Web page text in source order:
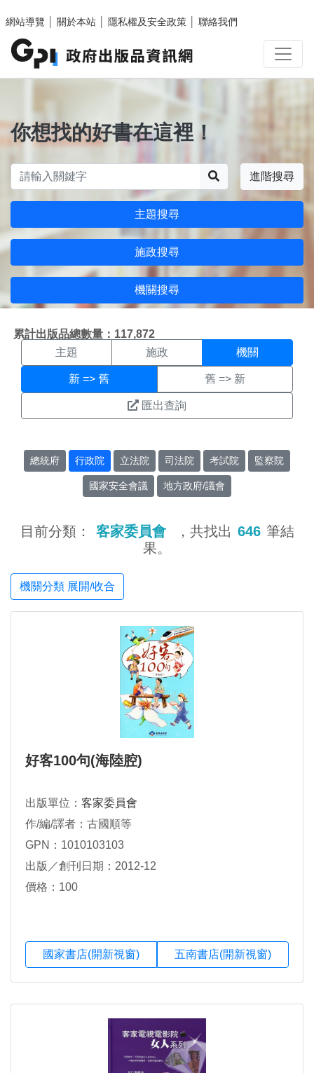
網站導覽
關於本站 隱私權及安全政策 聯絡我們
你想找的好書在這裡！
進階搜尋
主題搜尋
施政搜尋
機關搜尋
累計出版品總數量：117,872
機關搜尋結果頁面
主題 施政 機關
新 => 舊 舊 => 新
匯出查詢
總統府 行政院 立法院 司法院 考試院 監察院
國家安全會議 地方政府/議會
目前分類： 客家委員會 ，共找出 646 筆結
果。
機關分類 展開/收合
好客100句(海陸腔)
出版單位： 客家委員會
作/編/譯者：古國順等
GPN：1010103103
出版／創刊日期：2012-12
價格：100
國家書店(開新視窗) 五南書店(開新視窗)